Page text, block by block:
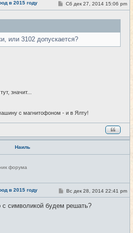
в 2015 году #26
С
о
е
н
Сб дек 27, 2014 15:06 pm
или 3102 допускается?
значит...
с магнитофоном - и в Ялту!
Наиль
форума
в 2015 году #27
С
о
б
Вс дек 28, 2014 22:41 pm
символикой будем решать?